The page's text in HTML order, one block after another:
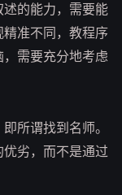
的能力，需要能
准不同，教程序
需要充分地考虑
所谓找到名师。
劣，而不是通过